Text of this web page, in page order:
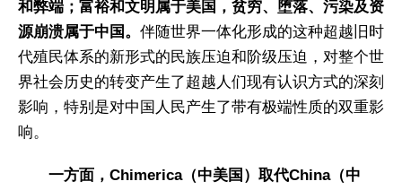
和弊端；富裕和文明属于美国，贫穷、堕落、污染及资
源崩溃属于中国。 伴随世界一体化形成的这种超越旧时
代殖民体系的新形式的民族压迫和阶级压迫，对整个世
界社会历史的转变产生了超越人们现有认识方式的深刻
影响，特别是对中国人民产生了带有极端性质的双重影
响。
一方面，Chimerica（中美国）取代China（中